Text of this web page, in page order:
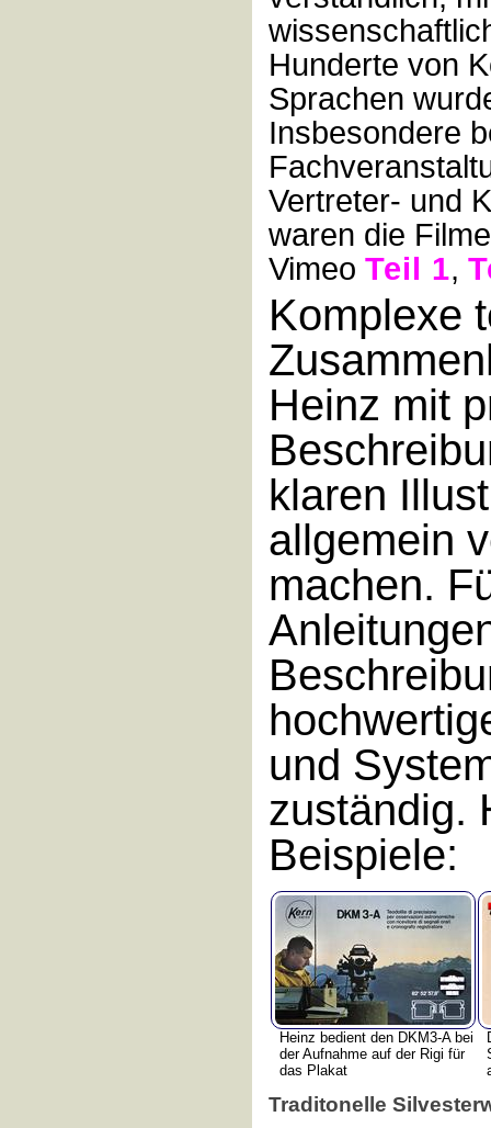
Hunderte von
Sprachen
Insbesondere
Vertreter- und
waren die
Vimeo Teil 1,
Komplexe
Heinz mit
klaren
allgemein
machen.
und
zuständig.
Beispiele:
Heinz bedient den DKM3-A bei
der Aufnahme auf der Rigi für
das Plakat
Traditonelle